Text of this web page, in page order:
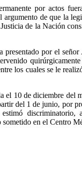
por actos
de que la
de la Nación
presentado por el
los cuales se le
el 10 de diciembre del
del 1 de junio, por
discriminatorio,
sometido en el Centro